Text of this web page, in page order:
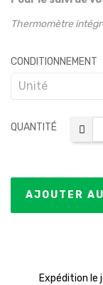
Thermomètre
CONDITIONNEMENT
QUANTITÉ
AJOUTER
Expédition le